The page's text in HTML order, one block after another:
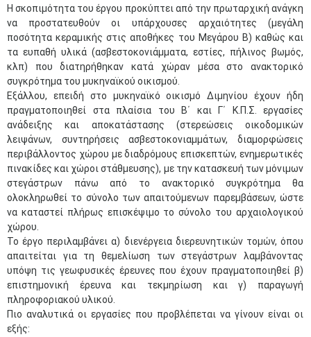
Η σκοπιμότητα του έργου προκύπτει από την πρωταρχική ανάγκη
να προστατευθούν οι υπάρχουσες αρχαιότητες (μεγάλη
ποσότητα κεραμικής στις αποθήκες του Μεγάρου Β) καθώς και
τα ευπαθή υλικά (ασβεστοκονιάμματα, εστίες, πήλινος βωμός,
κλπ) που διατηρήθηκαν κατά χώραν μέσα στο ανακτορικό
συγκρότημα του μυκηναϊκού οικισμού.
Εξάλλου, επειδή στο μυκηναϊκό οικισμό Διμηνίου έχουν ήδη
πραγματοποιηθεί στα πλαίσια του Β΄ και Γ΄ Κ.Π.Σ. εργασίες
ανάδειξης και αποκατάστασης (στερεώσεις οικοδομικών
λειψάνων, συντηρήσεις ασβεστοκονιαμμάτων, διαμορφώσεις
περιβάλλοντος χώρου με διαδρόμους επισκεπτών, ενημερωτικές
πινακίδες και χώροι στάθμευσης), με την κατασκευή των μόνιμων
στεγάστρων πάνω από το ανακτορικό συγκρότημα θα
ολοκληρωθεί το σύνολο των απαιτούμενων παρεμβάσεων, ώστε
να καταστεί πλήρως επισκέψιμο το σύνολο του αρχαιολογικού
χώρου.
Το έργο περιλαμβάνει α) διενέργεια διερευνητικών τομών, όπου
απαιτείται για τη θεμελίωση των στεγάστρων λαμβάνοντας
υπόψη τις γεωφυσικές έρευνες που έχουν πραγματοποιηθεί β)
επιστημονική έρευνα και τεκμηρίωση και γ) παραγωγή
πληροφοριακού υλικού.
Πιο αναλυτικά οι εργασίες που προβλέπεται να γίνουν είναι οι
εξής: